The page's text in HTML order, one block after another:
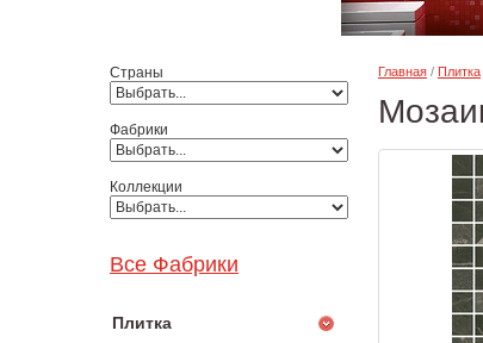
Страны
Фабрики
Коллекции
Все Фабрики
Плитка
Главная / Плитка